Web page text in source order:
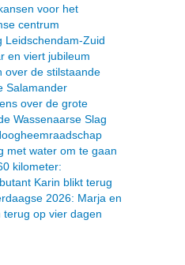
voor het
centrum
Leidschendam-Zuid
en viert jubileum
over de stilstaande
Salamander
over de grote
Wassenaarse Slag
met water om te gaan
kilometer:
Karin blikt terug
2026: Marja en
terug op vier dagen